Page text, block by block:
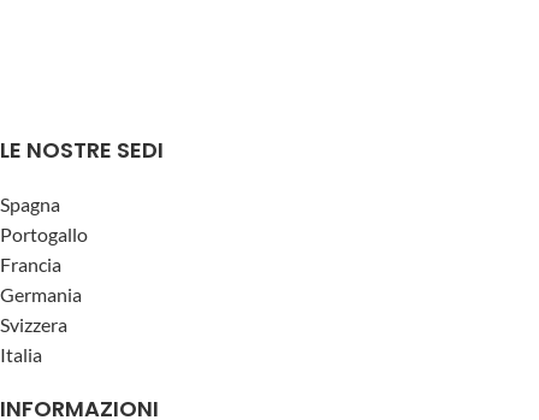
LE NOSTRE SEDI
Spagna
Portogallo
Francia
Germania
Svizzera
Italia
INFORMAZIONI